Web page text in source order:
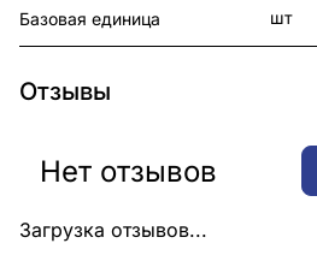
Базовая единица шт
Отзывы
Загрузка отзывов...
Нет отзывов